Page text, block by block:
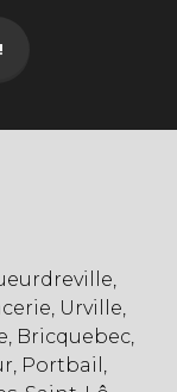
Urville,
Bricquebec,
Portbail,